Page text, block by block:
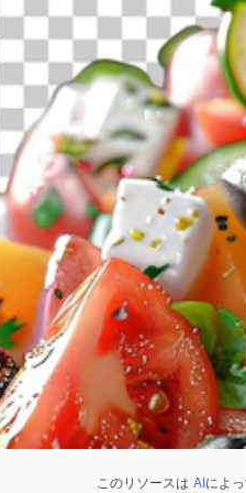
このリソースは AIによ